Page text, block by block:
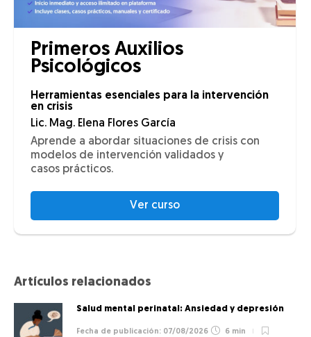
Primeros Auxilios
Psicológicos
Herramientas esenciales para la intervención
en crisis
Lic. Mag. Elena Flores García
Aprende a abordar situaciones de crisis con
modelos de intervención validados y
casos prácticos.
Ver curso
Artículos relacionados
Salud mental perinatal: Ansiedad y depresión
07/08/2026 6 min